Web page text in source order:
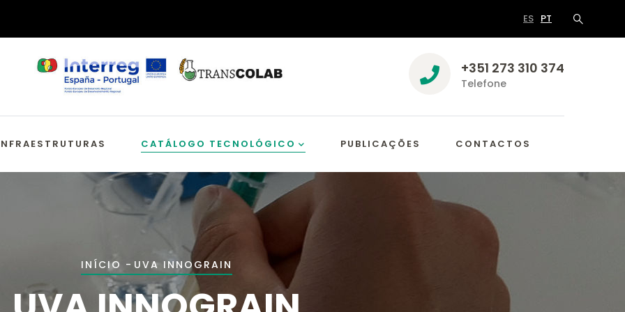
PT
ES
+351 273 310 374
Telefone
CATÁLOGO TECNOLÓGICO PUBLICAÇÕES CONTACTOS
Navegação
estrutural
INÍCIO - UVA INNOGRAIN